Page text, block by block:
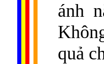
ánh
quả